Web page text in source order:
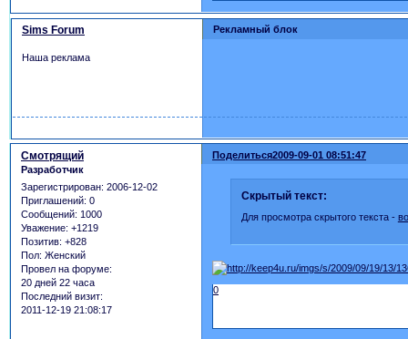
Рекламный блок
Sims Forum
Наша реклама
Поделиться2009-09-01 08:51:47
Смотрящий
Разработчик
Зарегистрирован: 2006-12-02
Приглашений: 0
Сообщений: 1000
Уважение: +1219
Позитив: +828
Пол: Женский
Провел на форуме:
20 дней 22 часа
Последний визит:
2011-12-19 21:08:17
Скрытый текст:
Для просмотра скрытого текста -
0